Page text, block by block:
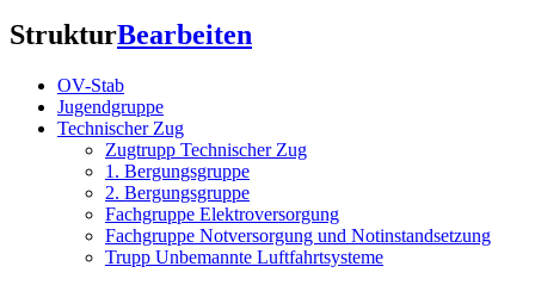
StrukturBearbeiten
OV-Stab
Jugendgruppe
Technischer Zug
Zugtrupp Technischer Zug
1. Bergungsgruppe
2. Bergungsgruppe
Fachgruppe Elektroversorgung
Fachgruppe Notversorgung und Notinstandsetzung
Trupp Unbemannte Luftfahrtsysteme